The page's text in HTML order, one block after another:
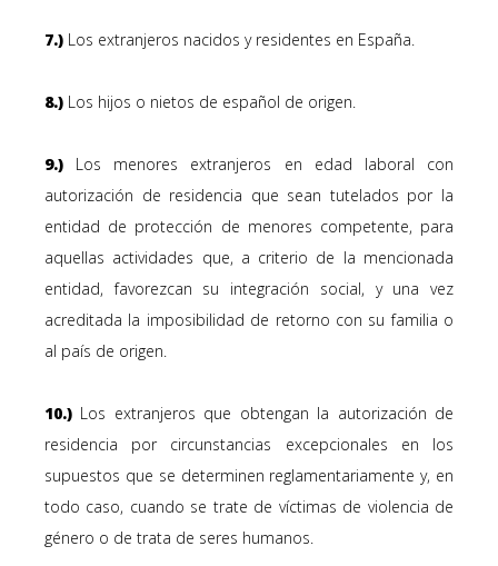
7.) Los extranjeros nacidos y residentes en España.
8.) Los hijos o nietos de español de origen.
9.) Los menores extranjeros en edad laboral con
autorización de residencia que sean tutelados por la
entidad de protección de menores competente, para
aquellas actividades que, a criterio de la mencionada
entidad, favorezcan su integración social, y una vez
acreditada la imposibilidad de retorno con su familia o
al país de origen.
10.) Los extranjeros que obtengan la autorización de
residencia por circunstancias excepcionales en los
supuestos que se determinen reglamentariamente y, en
todo caso, cuando se trate de víctimas de violencia de
género o de trata de seres humanos.